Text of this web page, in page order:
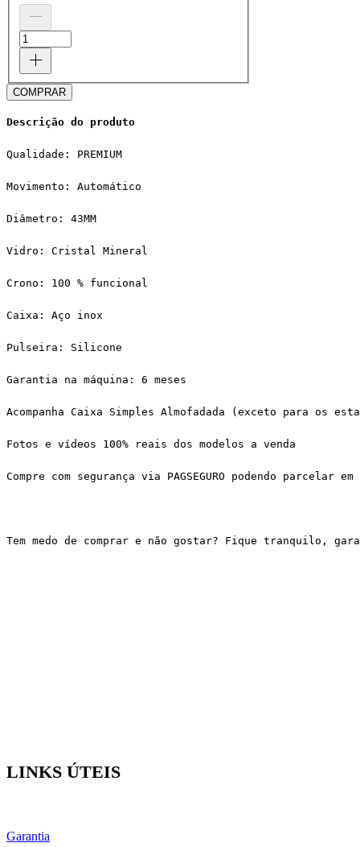
COMPRAR
Descrição do produto
Qualidade: PREMIUM
Movimento: Automático
Diâmetro: 43MM
Vidro: Cristal Mineral
Crono: 100 % funcional
Caixa: Aço inox
Pulseira: Silicone
Garantia na máquina: 6 meses
Acompanha Caixa Simples Almofadada (exceto para os
Fotos e vídeos 100% reais dos modelos a venda
Compre com segurança via PAGSEGURO podendo
Tem medo de comprar e não gostar? Fique tranquilo,
LINKS ÚTEIS
Garantia